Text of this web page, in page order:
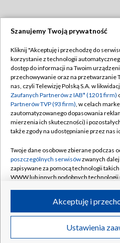
Abonament TVP
Emisja w TVP
Centrum informacji TVP
Naziemna Telewizja Cyfrowa
Rada Programowa
System NOS
Informacje o nadawcy
Program dla prasy
Ogłoszenie przetargowe
Polityka
Moje
©2026 Telewizja
Szanujemy Twoją prywatność
Kliknij "Akceptuję i przechodzę do
korzystanie z technologii
dostęp do informacji na Twoim
przechowywanie oraz na przetwarzanie
nas, czyli Telewizję Polską S.A. w
Zaufanych Partnerów z IAB* (1201 firm)
Partnerów TVP (93 firm), w celach
zautomatyzowanego dopasowania
mierzenia ich skuteczności) i
także zgody na udostępnianie przez nas
Twoje dane osobowe zbierane podczas
poszczególnych serwisówzwanych
zapisywane za pomocą technologii
WWW lub innych podobnych
ruchu w Internecie.
Twoje dane osobowe zbierane podczas
poszczególnych serwisówna Portalu,
Ustawienia
Akceptuję i